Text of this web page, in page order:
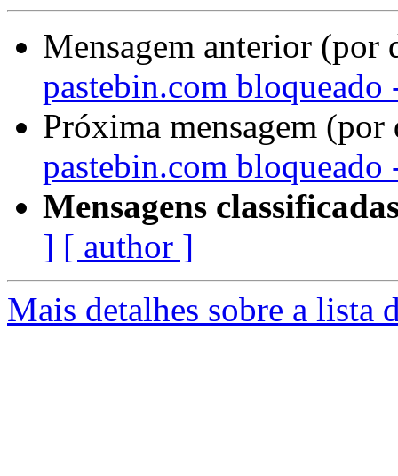
Mensagem anterior (por
pastebin.com
Próxima mensagem
pastebin.com
Mensagens
] [ author ]
Mais detalhes sobre a lista